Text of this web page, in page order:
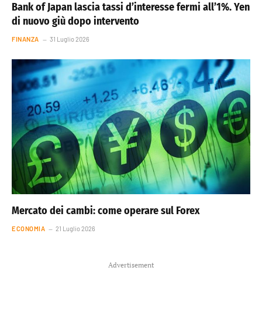
Bank of Japan lascia tassi d’interesse fermi all’1%. Yen
di nuovo giù dopo intervento
FINANZA 31 Luglio 2026
Mercato dei cambi: come operare sul Forex
ECONOMIA 21 Luglio 2026
Advertisement